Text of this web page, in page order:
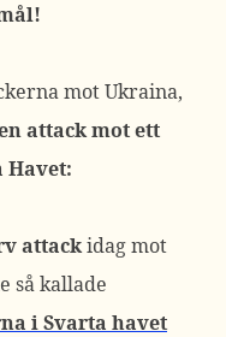
mot Ukraina,
attack mot ett
Havet:
attackidag mot
så kallade
i Svarta havet